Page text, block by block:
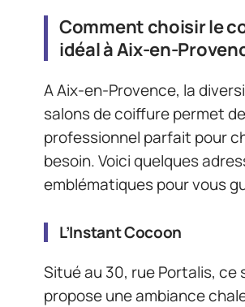
Comment choisir le
idéal à Aix-en-
A Aix-en-Provence, la
salons de coiffure permet
professionnel parfait pour
besoin. Voici quelques
emblématiques pour vous
L’Instant Cocoon
Situé au 30, rue Portalis, ce
propose une ambiance